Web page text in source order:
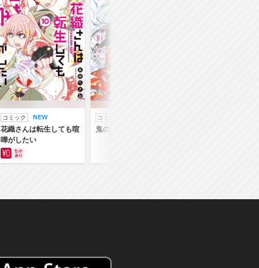
コミック
花織さんは転生しても喧
嘩がしたい
コミック
鬼の花嫁